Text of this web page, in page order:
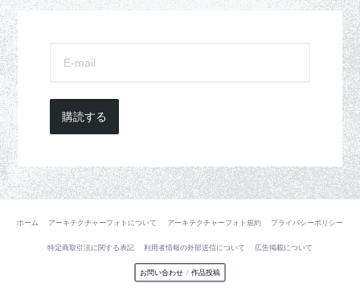
購読する
ホーム アーキテクチャーフォトについて アーキテクチャーフォト規約 プライバシーポリシー
特定商取引法に関する表記 利用者情報の外部送信について 広告掲載について
お問い合わせ / 作品投稿